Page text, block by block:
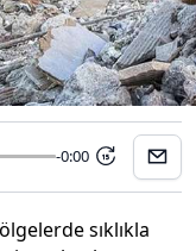
-0:00 15
sıklıkla